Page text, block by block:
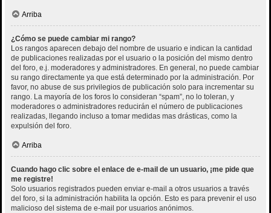
Arriba
¿Cómo se puede cambiar mi rango?
Los rangos aparecen debajo del nombre de usuario e indican la cantidad
de publicaciones realizadas por el usuario o la posición del mismo dentro
del foro, e.j. moderadores y administradores. En general, no puede cambiar
su rango directamente ya que está determinado por la administración. Por
favor, no abuse de sus privilegios de publicación solo para incrementar su
rango. La mayoría de los foros lo consideran “spam”, no lo toleran, y
moderadores o administradores reducirán el número de publicaciones
realizadas, llegando incluso a tomar medidas mas drásticas, como la
expulsión del foro.
Arriba
Cuando hago clic sobre el enlace de e-mail de un usuario, ¡me pide que
me registre!
Solo usuarios registrados pueden enviar e-mail a otros usuarios a través
del foro, si la administración habilita la opción. Esto es para prevenir el uso
malicioso del sistema de e-mail por usuarios anónimos.